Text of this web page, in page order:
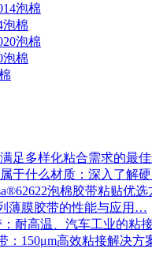
泡棉
泡棉
足多样化粘合需求的最
于什么材质：深入了解
泡棉胶带粘贴优
薄膜胶带的性能与应用…
：耐高温、汽车工业的粘
：150μm高效粘接解决